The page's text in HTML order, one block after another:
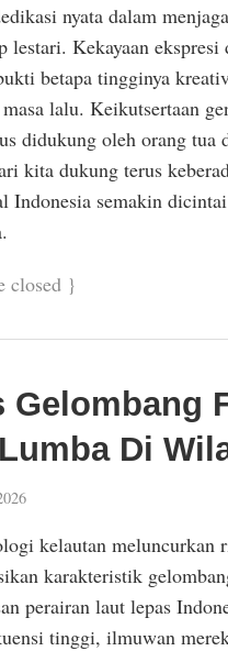
nyata dalam
lestari. Kekayaan
betapa tingginya
lalu. Keikutsertaan
didukung oleh orang tua
kita dukung terus
Indonesia semakin
closed}
Gelombang
Di
kelautan meluncurkan
karakteristik
perairan laut lepas
tinggi, ilmuwan